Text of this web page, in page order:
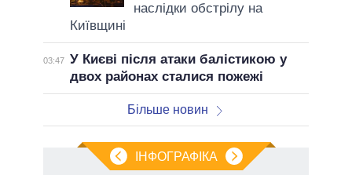
наслідки обстрілу на
Київщині
03:47 У Києві після атаки балістикою у
двох районах сталися пожежі
Більше новин
ІНФОГРАФІКА